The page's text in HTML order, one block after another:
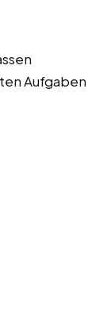
Aufgaben